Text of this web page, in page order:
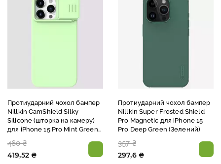
Протиударний чохол бампер
Nillkin CamShield Silky
Silicone (шторка на камеру)
для iPhone 15 Pro Mint Green
460 ₴
419,52 ₴
Протиударний чохол бампер
Nillkin Super Frosted Shield
Pro Magnetic для iPhone 15
Pro Deep Green (Зелений)
357 ₴
297,6 ₴